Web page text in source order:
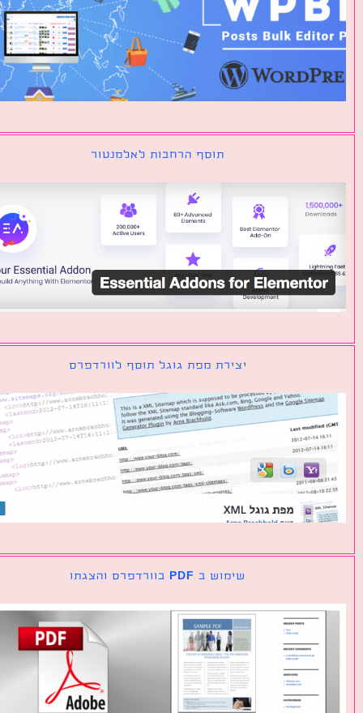
תוסף הרחבות לאלמנטור
יצירת מפת גוגל תוסף לוורדפרס
שימוש ב PDF בוורדפרס והצגתו